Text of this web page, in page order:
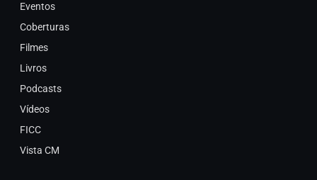
Eventos
Coberturas
Filmes
Livros
Podcasts
Vídeos
FICC
Vista CM